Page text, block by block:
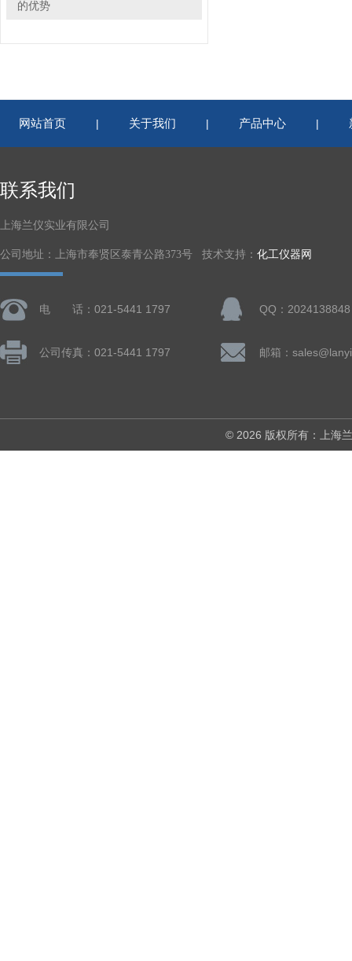
的优势
网站首页 | 关于我们 | 产品中心 |
联系我们
上海兰仪实业有限公司
公司地址：上海市奉贤区泰青公路373号 技术支持： 化工仪器网
电 话：021-5441 1797 QQ：2024138848
公司传真：021-5441 1797 邮箱：
© 2026 版权所有：上海